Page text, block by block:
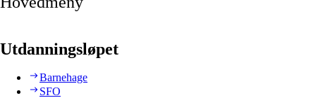
Utdanningsløpet
Barnehage
SFO